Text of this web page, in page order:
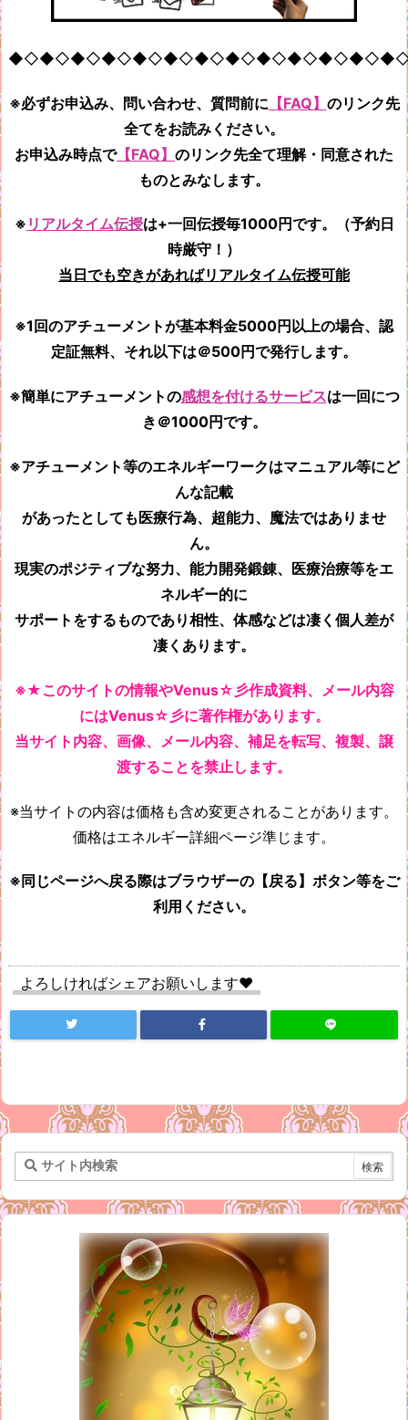
※必ずお申込み、問い合わせ、質問前に 【FAQ】 のリンク先
全てをお読みください。
お申込み時点で【FAQ】 のリンク先全て理解・同意された
ものとみなします。
※ リアルタイム伝授は+一回伝授毎1000円です。（予約日
時厳守！）
当日でも空きがあればリアルタイム伝授可能
※1回のアチューメントが基本料金5000円以上の場合、認
定証無料、それ以下は＠500円で発行します。
※簡単にアチューメントの感想を付けるサービスは一回につ
き＠1000円です。
※アチューメント等のエネルギーワークはマニュアル等にど
んな記載
があったとしても医療行為、超能力、魔法ではありませ
ん。
現実のポジティブな努力、能力開発鍛錬、医療治療等をエ
ネルギー的に
サポートをするものであり相性、体感などは凄く個人差が
凄くあります。
※★このサイトの情報やVenus☆彡作成資料、メール内容
にはVenus☆彡に著作権があります。
当サイト内容、画像、メール内容、補足を転写、複製、譲
渡することを禁止します。
※当サイトの内容は価格も含め変更されることがあります。
価格はエネルギー詳細ページ準じます。
※同じページへ戻る際はブラウザーの【戻る】ボタン等をご
利用ください。
よろしければシェアお願いします♥